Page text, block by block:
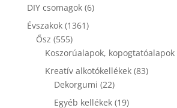
DIY csomagok 66
Évszakok 13611361
Ősz 555555
termék
Koszorúalapok, kopogtatóalapok
Kreatív alkotókellékek 8383
Dekorgumi 2222
termék
Egyéb kellékek 1919